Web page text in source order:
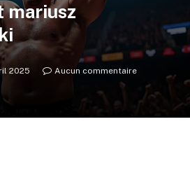
mariusz
2025
Aucun commentaire